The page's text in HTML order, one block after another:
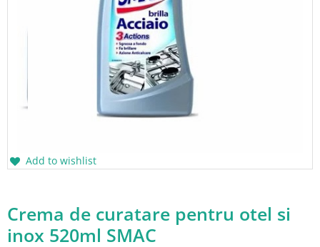
Add to wishlist
Crema de curatare pentru otel si
inox 520ml SMAC